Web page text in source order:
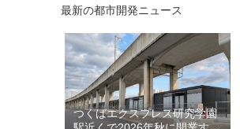
最新の都市開発ニュース
つくばエクスプレス研究学園